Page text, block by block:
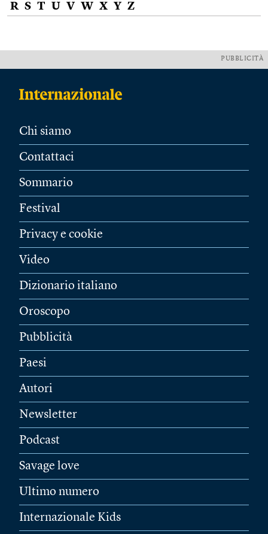
R S T U V W X Y Z
PUBBLICITÀ
Chi siamo
Contattaci
Sommario
Festival
Privacy e cookie
Video
Dizionario italiano
Oroscopo
Pubblicità
Paesi
Autori
Newsletter
Podcast
Savage love
Ultimo numero
Internazionale Kids